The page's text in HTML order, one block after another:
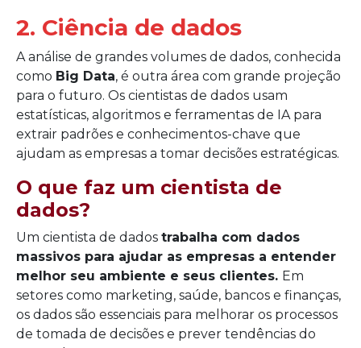
2. Ciência de dados
A análise de grandes volumes de dados, conhecida
como Big Data, é outra área com grande projeção
para o futuro. Os cientistas de dados usam
estatísticas, algoritmos e ferramentas de IA para
extrair padrões e conhecimentos-chave que
ajudam as empresas a tomar decisões estratégicas.
O que faz um cientista de
dados?
Um cientista de dados trabalha com dados
massivos para ajudar as empresas a entender
melhor seu ambiente e seus clientes. Em
setores como marketing, saúde, bancos e finanças,
os dados são essenciais para melhorar os processos
de tomada de decisões e prever tendências do